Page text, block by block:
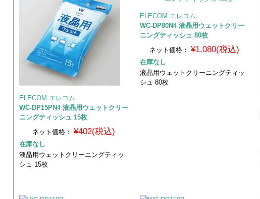
ELECOM エレコム
WC-DP15PN4 液晶用ウェットクリー
ニングティッシュ 15枚
ネット価格： ¥402(税込)
在庫なし
液晶用ウェットクリーニングティッ
シュ 15枚
ELECOM エレコム
WC-DP80N4 液晶用ウェットクリー
ニングティッシュ 80枚
ネット価格： ¥1,080(税込)
在庫なし
液晶用ウェットクリーニングティッ
シュ 80枚